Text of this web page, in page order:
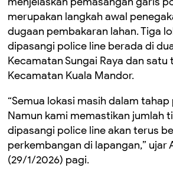
merupakan langkah awal
dugaan pembakaran lahan. Tiga
dipasangi police line berada di
Kecamatan Sungai Raya dan satu
Kecamatan Kuala Mandor.
“Semua lokasi masih dalam
Namun kami memastikan jumlah
dipasangi police line akan terus
perkembangan di lapangan,” ujar
(29/1/2026) pagi.